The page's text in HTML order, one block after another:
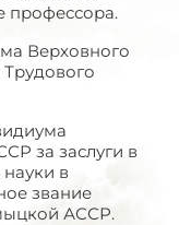
профессора.
Верховного
за заслуги в
в
звание
АССР.